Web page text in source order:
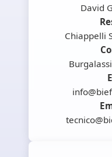
David
Chiappelli